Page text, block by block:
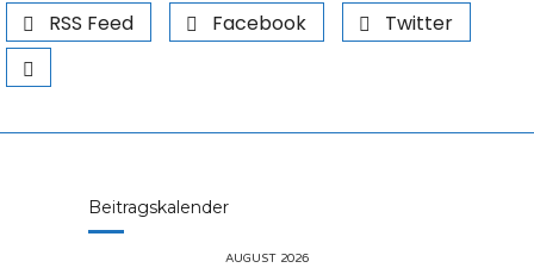
RSS Feed Facebook Twitter
Beitragskalender
AUGUST 2026